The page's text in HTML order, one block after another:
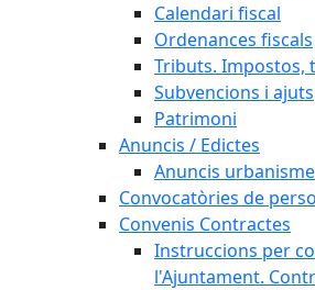
Calendari fiscal
Ordenances fiscals
Tributs. Impostos,
Subvencions i ajuts
Patrimoni
Anuncis / Edictes
Anuncis urbanisme
Convocatòries de
Convenis Contractes
Instruccions per
l'Ajuntament.